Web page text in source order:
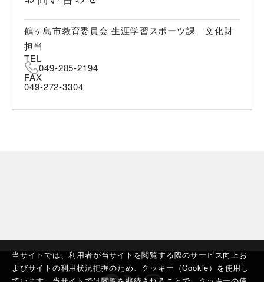
当サイトでは、利用者が当サイトを閲覧する際のサービス向上お
よびサイトの利用状況把握のため、クッキー（Cookie）を使用し
鶴ヶ島市教育委員会 生涯学習スポーツ課 文化財
担当
TEL
049-285-2194
FAX
049-272-3304